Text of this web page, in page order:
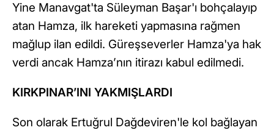
Yine Manavgat'ta Süleyman Başar'ı bohçalayıp
atan Hamza, ilk hareketi yapmasına rağmen
mağlup ilan edildi. Güreşseverler Hamza'ya hak
verdi ancak Hamza’nın itirazı kabul edilmedi.
KIRKPINAR’INI YAKMIŞLARDI
Son olarak Ertuğrul Dağdeviren'le kol bağlayan